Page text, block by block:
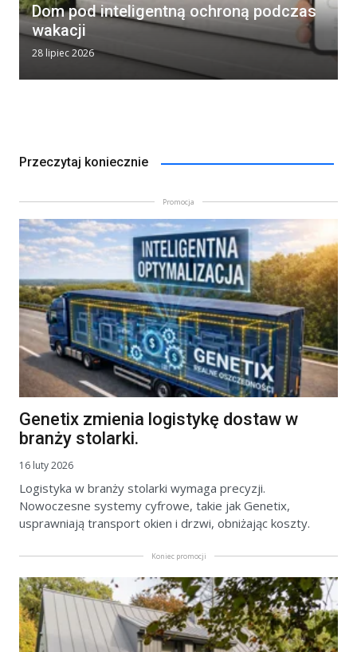
Dom pod inteligentną ochroną podczas
wakacji
28 lipiec 2026
Przeczytaj koniecznie
Promocja
Genetix zmienia logistykę dostaw w
branży stolarki.
16 luty 2026
Logistyka w branży stolarki wymaga precyzji.
Nowoczesne systemy cyfrowe, takie jak Genetix,
usprawniają transport okien i drzwi, obniżając koszty.
Koniec promocji